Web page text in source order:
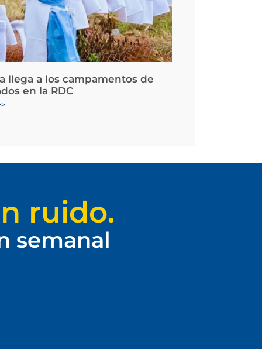
llega a los campamentos de
en la RDC
ruido.
semanal